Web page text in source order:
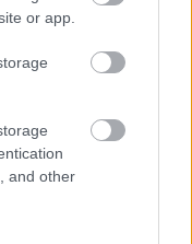
or app.
and other